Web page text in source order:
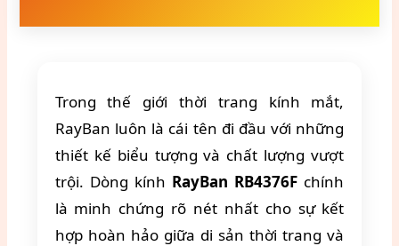
Trong thế giới thời trang kính mắt,
RayBan luôn là cái tên đi đầu với những
thiết kế biểu tượng và chất lượng vượt
trội. Dòng kính RayBan RB4376F chính
là minh chứng rõ nét nhất cho sự kết
hợp hoàn hảo giữa di sản thời trang và